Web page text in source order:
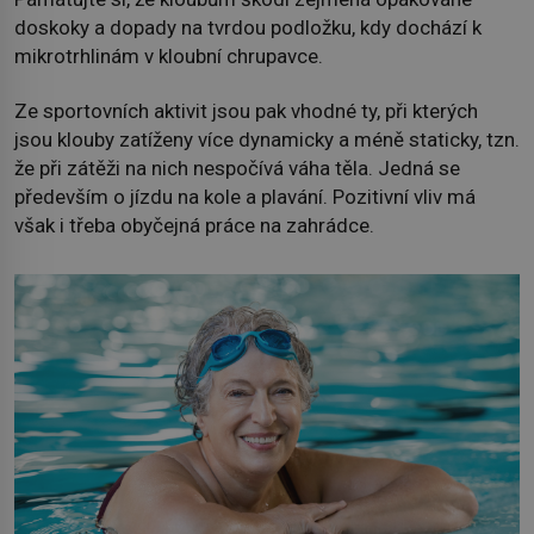
doskoky a dopady na tvrdou podložku, kdy dochází k
mikrotrhlinám v kloubní chrupavce.
Ze sportovních aktivit jsou pak vhodné ty, při kterých
jsou klouby zatíženy více dynamicky a méně staticky, tzn.
že při zátěži na nich nespočívá váha těla. Jedná se
především o jízdu na kole a plavání. Pozitivní vliv má
však i třeba obyčejná práce na zahrádce.